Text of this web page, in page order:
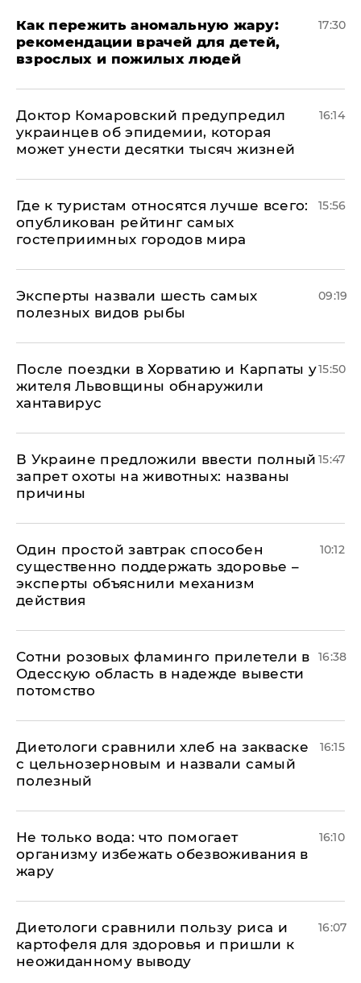
Как пережить аномальную жару:
рекомендации врачей для детей,
взрослых и пожилых людей
17:30
Доктор Комаровский предупредил
украинцев об эпидемии, которая
может унести десятки тысяч жизней
16:14
Где к туристам относятся лучше всего:
опубликован рейтинг самых
гостеприимных городов мира
15:56
Эксперты назвали шесть самых
полезных видов рыбы
09:19
После поездки в Хорватию и Карпаты у
жителя Львовщины обнаружили
хантавирус
15:50
В Украине предложили ввести полный
запрет охоты на животных: названы
причины
15:47
Один простой завтрак способен
существенно поддержать здоровье –
эксперты объяснили механизм
действия
10:12
Сотни розовых фламинго прилетели в
Одесскую область в надежде вывести
потомство
16:38
Диетологи сравнили хлеб на закваске
с цельнозерновым и назвали самый
полезный
16:15
Не только вода: что помогает
организму избежать обезвоживания в
жару
16:10
Диетологи сравнили пользу риса и
картофеля для здоровья и пришли к
неожиданному выводу
16:07